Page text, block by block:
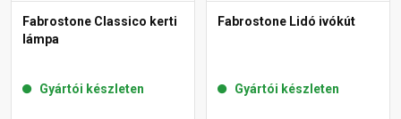
Fabrostone Classico kerti
lámpa
Gyártói készleten
Fabrostone Lidó ivókút
Gyártói készleten